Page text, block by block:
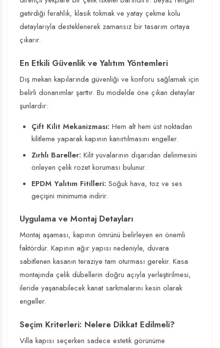
getirdiği ferahlık, klasik tokmak ve yatay çekme kolu
detaylarıyla desteklenerek zamansız bir tasarım ortaya
çıkarır.
En Etkili Güvenlik ve Yalıtım Yöntemleri
Dış mekan kapılarında güvenliği ve konforu sağlamak için
belirli donanımlar şarttır. Bu modelde öne çıkan detaylar
şunlardır:
Çift Kilit Mekanizması: Hem alt hem üst noktadan
kilitleme yaparak kapının kanırtılmasını engeller.
Zırhlı Bareller: Kilit yuvalarının dışarıdan delinmesini
önleyen çelik rozet koruması bulunur.
EPDM Yalıtım Fitilleri: Soğuk hava, toz ve ses
geçişini minimuma indirir.
Uygulama ve Montaj Detayları
Montaj aşaması, kapının ömrünü belirleyen en önemli
faktördür. Kapının ağır yapısı nedeniyle, duvara
sabitlenen kasanın teraziye tam oturması gerekir. Kasa
montajında çelik dübellerin doğru açıyla yerleştirilmesi,
ileride yaşanabilecek kanat sarkmalarını kesin olarak
engeller.
Seçim Kriterleri: Nelere Dikkat Edilmeli?
Villa kapısı seçerken sadece estetik görünüme